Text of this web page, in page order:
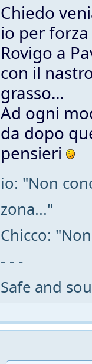
Chiedo
io per
Rovigo a
con il
grasso...
Ad ogni
da dopo
pensieri
io: "Non
zona..."
Chicco:
- - -
Safe and